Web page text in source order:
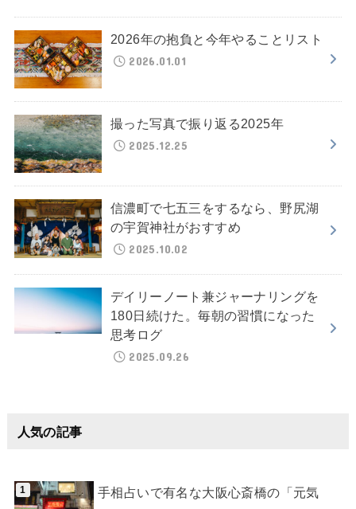
2026年の抱負と今年やることリスト
2026.01.01
撮った写真で振り返る2025年
2025.12.25
信濃町で七五三をするなら、野尻湖
の宇賀神社がおすすめ
2025.10.02
デイリーノート兼ジャーナリングを
180日続けた。毎朝の習慣になった
思考ログ
2025.09.26
人気の記事
手相占いで有名な大阪心斎橋の「元気